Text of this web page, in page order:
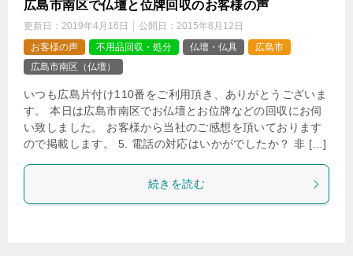
広島市南区で仏壇と位牌回収のお客様の声
更新日： 2019年4月16日 公開日： 2015年8月12日
お客様の声
不用品回収・処分 仏壇・仏具
広島市
広島市南区（仏壇）
いつも広島片付け110番をご利用頂き、ありがとうございま
す。 本日は広島市南区でお仏壇とお位牌などの回収にお伺
い致しました。 お客様から当社のご感想を頂いております
ので掲載します。 5. 電話の対応はいかがでしたか？ 非 […]
続きを読む